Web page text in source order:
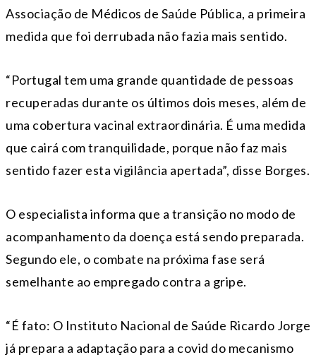
Associação de Médicos de Saúde Pública, a primeira
medida que foi derrubada não fazia mais sentido.
“Portugal tem uma grande quantidade de pessoas
recuperadas durante os últimos dois meses, além de
uma cobertura vacinal extraordinária. É uma medida
que cairá com tranquilidade, porque não faz mais
sentido fazer esta vigilância apertada”, disse Borges.
O especialista informa que a transição no modo de
acompanhamento da doença está sendo preparada.
Segundo ele, o combate na próxima fase será
semelhante ao empregado contra a gripe.
“É fato: O Instituto Nacional de Saúde Ricardo Jorge
já prepara a adaptação para a covid do mecanismo